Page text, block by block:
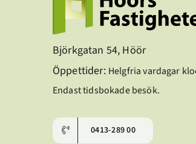
Björkgatan 54, Höör
Öppettider: Helgfria vardagar
Endast tidsbokade besök.
0413-289 00